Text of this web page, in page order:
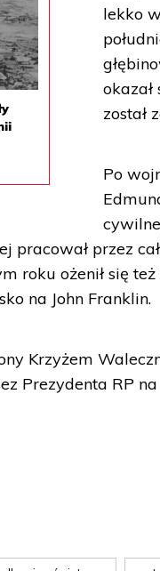
lekko
został
Po
pracował przez
roku ożenił się
na John Franklin.
Krzyżem
Prezydenta RP na